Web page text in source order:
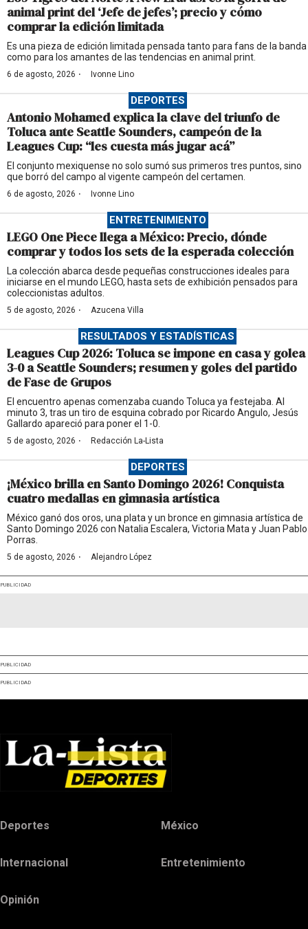
animal print del ‘Jefe de jefes’; precio y cómo
comprar la edición limitada
Es una pieza de edición limitada pensada tanto para fans de la banda
como para los amantes de las tendencias en animal print.
6 de agosto, 2026 · Ivonne Lino
DEPORTES
Antonio Mohamed explica la clave del triunfo de
Toluca ante Seattle Sounders, campeón de la
Leagues Cup: “les cuesta más jugar acá”
El conjunto mexiquense no solo sumó sus primeros tres puntos, sino
que borró del campo al vigente campeón del certamen.
6 de agosto, 2026 · Ivonne Lino
ENTRETENIMIENTO
LEGO One Piece llega a México: Precio, dónde
comprar y todos los sets de la esperada colección
La colección abarca desde pequeñas construcciones ideales para
iniciarse en el mundo LEGO, hasta sets de exhibición pensados para
coleccionistas adultos.
5 de agosto, 2026 · Azucena Villa
RESULTADOS Y ESTADÍSTICAS
Leagues Cup 2026: Toluca se impone en casa y golea
3-0 a Seattle Sounders; resumen y goles del partido
de Fase de Grupos
El encuentro apenas comenzaba cuando Toluca ya festejaba. Al
minuto 3, tras un tiro de esquina cobrado por Ricardo Angulo, Jesús
Gallardo apareció para poner el 1-0.
5 de agosto, 2026 · Redacción La-Lista
DEPORTES
¡México brilla en Santo Domingo 2026! Conquista
cuatro medallas en gimnasia artística
México ganó dos oros, una plata y un bronce en gimnasia artística de
Santo Domingo 2026 con Natalia Escalera, Victoria Mata y Juan Pablo
Porras.
5 de agosto, 2026 · Alejandro López
PUBLICIDAD
PUBLICIDAD
PUBLICIDAD
Deportes México
Internacional Entretenimiento
Opinión